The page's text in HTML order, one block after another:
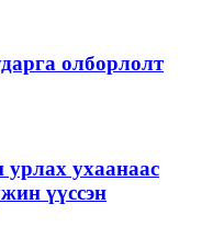
олборлолт
ухаанаас
үүссэн